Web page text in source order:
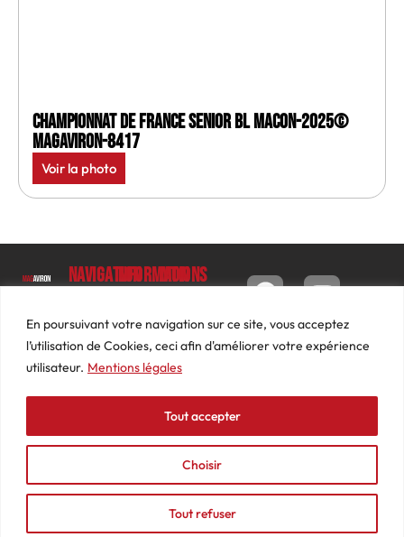
En poursuivant votre navigation sur ce site, vous acceptez
l’utilisation de Cookies, ceci afin d'améliorer votre expérience
utilisateur. Mentions légales
Choisir
Tout refuser
Tout accepter
Championnat de France senior BL Macon-2025©
MagAviron-8417
Voir la photo
Luc
Barbier
69640
74
87
contact@mediasaviron.fr
Navigation
Le
Magazine
Photos
Actualités
Podcasts
Informations
Conditions
générales
de ventes
Mentions
légales
Mon
Tableau
de bord
Commandes
Adresses
Détails
du
compte